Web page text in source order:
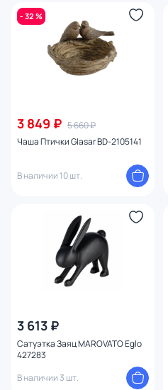
- 32 %
3 849 ₽ 5 660 ₽
Чаша Птички Glasar BD-2105141
В наличии 10 шт.
3 613 ₽
Сатуэтка Заяц MAROVATO Eglo
427283
В наличии 3 шт.